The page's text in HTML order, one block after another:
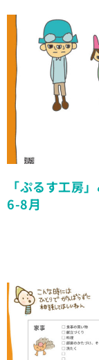
「ぷるす工房
6-8月